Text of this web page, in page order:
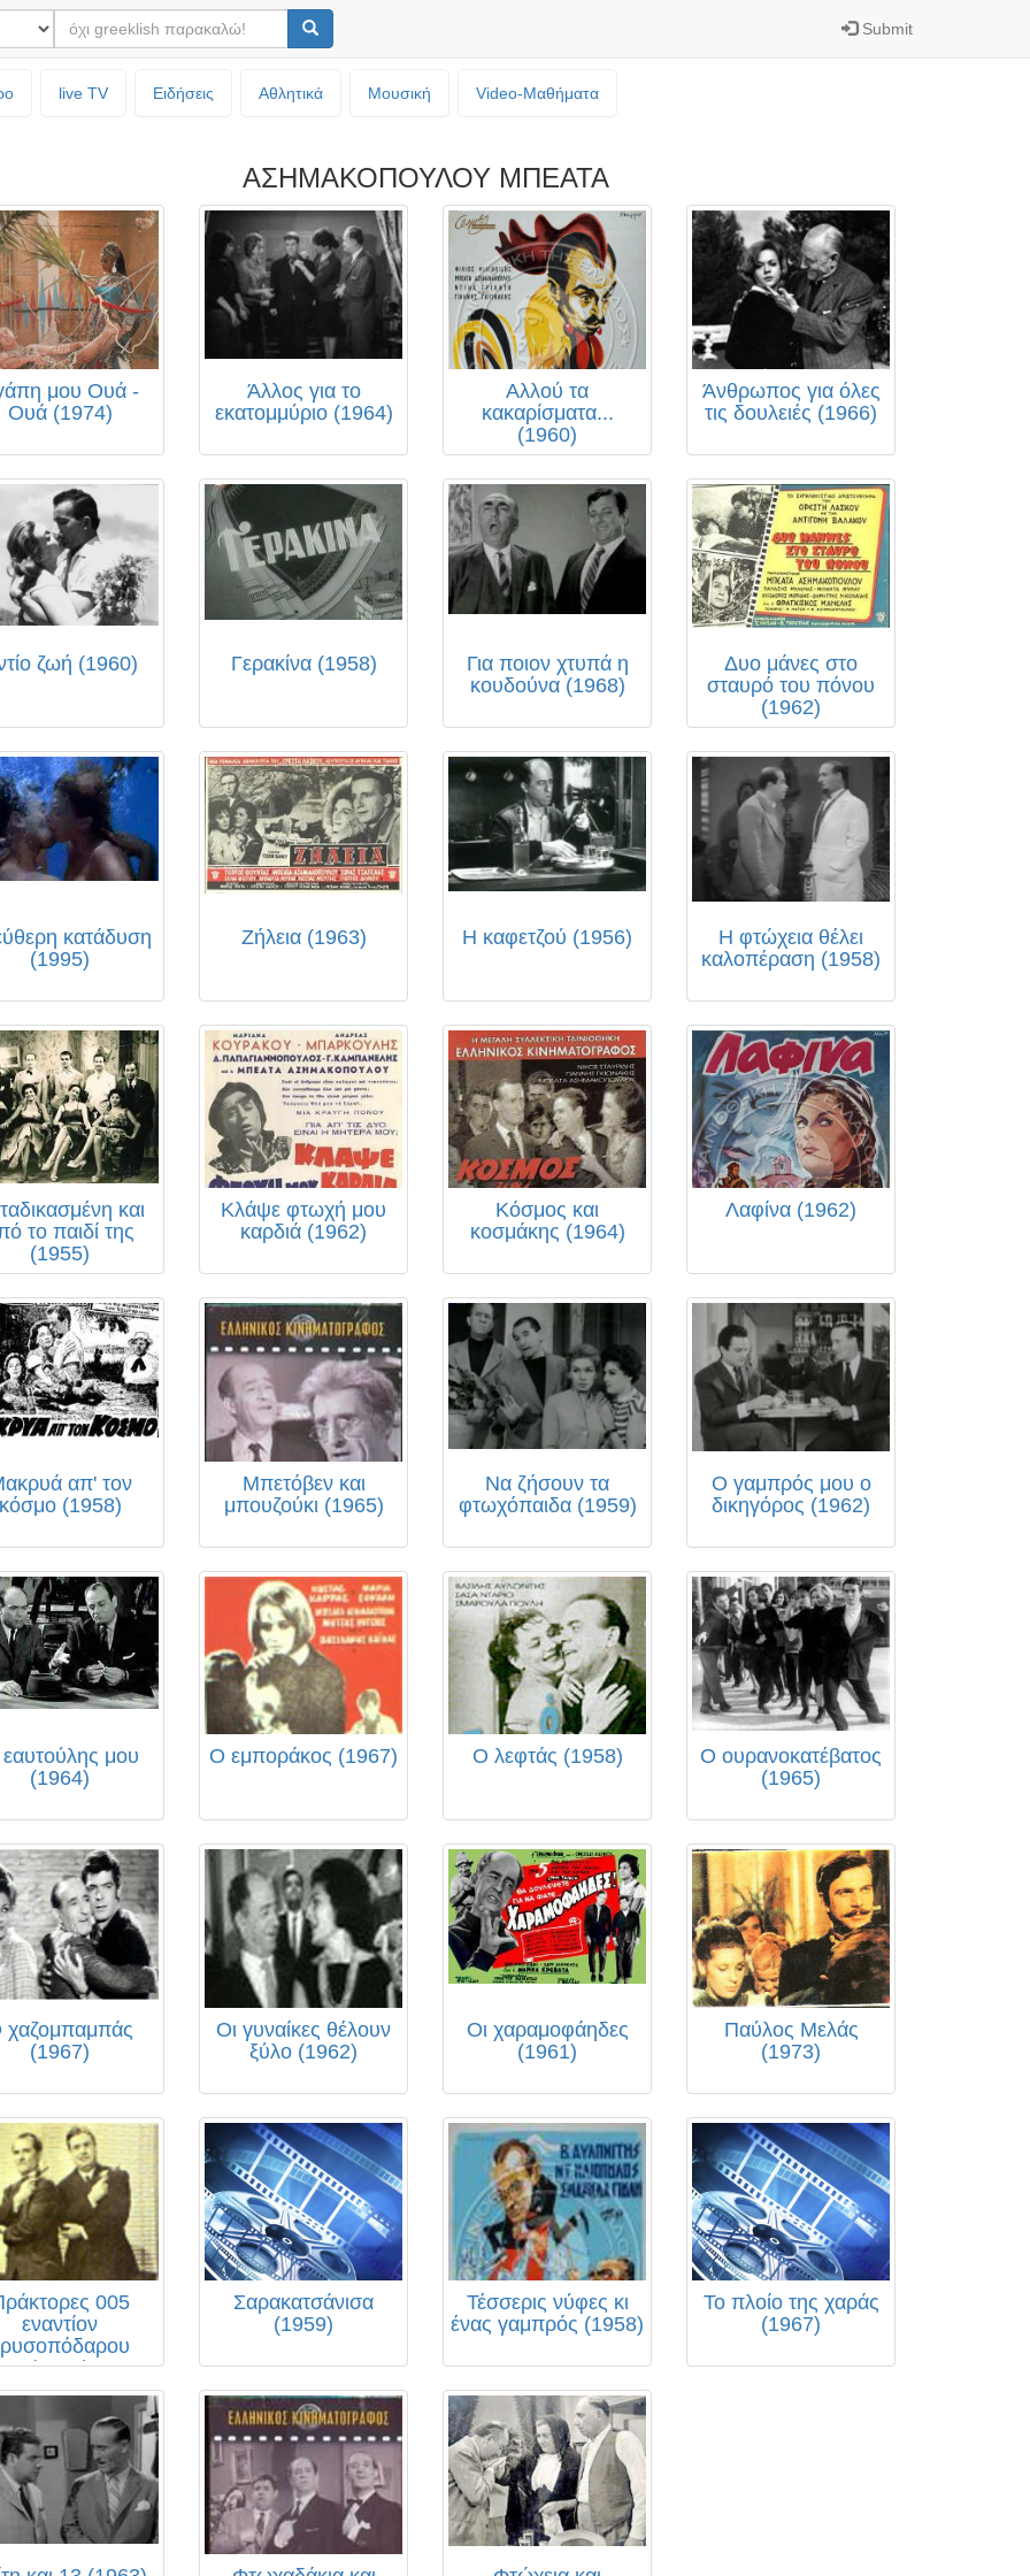
Submit
live TV Ειδήσεις Αθλητικά Μουσική Video-Mαθήματα
ΑΣΗΜΑΚΟΠΟΥΛΟΥ ΜΠΕΑΤΑ
μου Ουά -
Ουά (1974)
Άλλος για το
εκατομμύριο (1964)
Αλλού τα
κακαρίσματα...
(1960)
Άνθρωπος για όλες
τις δουλειές (1966)
ζωή (1960) Γερακίνα (1958)
Για ποιον χτυπά η
κουδούνα (1968)
Δυο μάνες στο
σταυρό του πόνου
(1962)
κατάδυση
(1995)
Ζήλεια (1963) Η καφετζού (1956)
Η φτώχεια θέλει
καλοπέραση (1958)
και
το παιδί της
(1955)
Κλάψε φτωχή μου
καρδιά (1962)
Κόσμος και
κοσμάκης (1964)
Λαφίνα (1962)
απ' τον
(1958)
Μπετόβεν και
μπουζούκι (1965)
Να ζήσουν τα
φτωχόπαιδα (1959)
Ο γαμπρός μου ο
δικηγόρος (1962)
μου
(1964)
Ο εμποράκος (1967) Ο λεφτάς (1958)
Ο ουρανοκατέβατος
(1965)
χαζομπαμπάς
(1967)
Οι γυναίκες θέλουν
ξύλο (1962)
Οι χαραμοφάηδες
(1961)
Παύλος Μελάς
(1973)
005
εναντίον
(1965)
Σαρακατσάνισα
(1959)
Τέσσερις νύφες κι
ένας γαμπρός (1958)
Το πλοίο της χαράς
(1967)